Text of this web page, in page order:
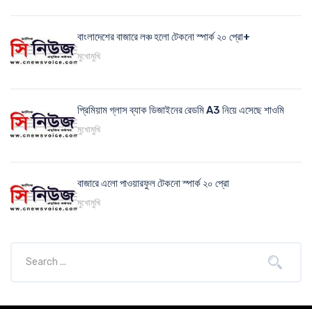
বাংলাদেশের বাজারে লঞ্চ হলো টেকনো স্পার্ক ২০ প্রো+
মুখোমুখি
প্রিমিয়াম গ্লাস ব্যাক ডিজাইনের রেডমি A3 নিয়ে এসেছে শাওমি
মুখোমুখি
বাজারে এলো পাওয়ারফুল টেকনো স্পার্ক ২০ প্রো
মুখোমুখি